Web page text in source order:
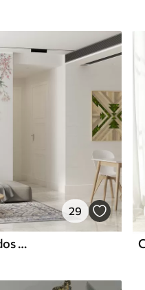
29
Flores e folhas penduradas e lindos beija-flores